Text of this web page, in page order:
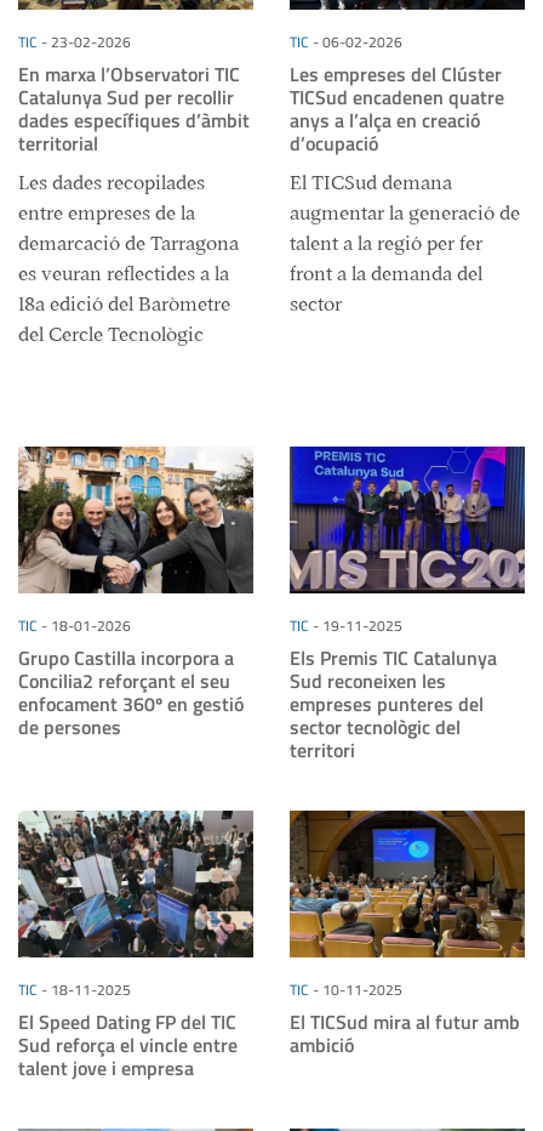
TIC -23-02-2026
En marxa l’Observatori TIC
Catalunya Sud per recollir
dades específiques d’àmbit
territorial
Les dades recopilades
entre empreses de la
demarcació de Tarragona
es veuran reflectides a la
18a edició del Baròmetre
del Cercle Tecnològic
TIC -06-02-2026
Les empreses del Clúster
TICSud encadenen quatre
anys a l’alça en creació
d’ocupació
El TICSud demana
augmentar la generació de
talent a la regió per fer
front a la demanda del
sector
TIC - 18-01-2026
Grupo Castilla incorpora a
Concilia2 reforçant el seu
enfocament 360º en gestió
de persones
TIC - 19-11-2025
Els Premis TIC Catalunya
Sud reconeixen les
empreses punteres del
sector tecnològic del
territori
TIC - 18-11-2025
El Speed Dating FP del TIC
Sud reforça el vincle entre
talent jove i empresa
TIC - 10-11-2025
El TICSud mira al futur amb
ambició